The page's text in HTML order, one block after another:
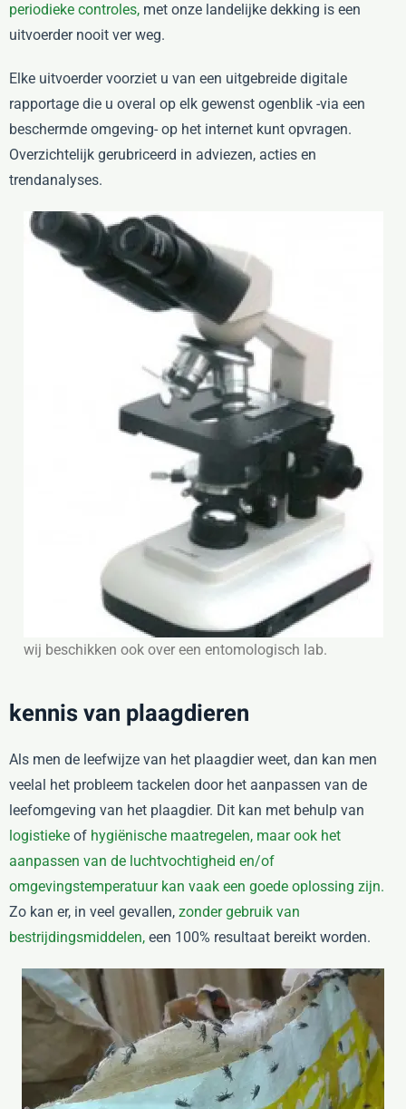
periodieke controles, met onze landelijke dekking is een
uitvoerder nooit ver weg.
Elke uitvoerder voorziet u van een uitgebreide digitale
rapportage die u overal op elk gewenst ogenblik -via een
beschermde omgeving- op het internet kunt opvragen.
Overzichtelijk gerubriceerd in adviezen, acties en
trendanalyses.
wij beschikken ook over een entomologisch lab.
kennis van plaagdieren
Als men de leefwijze van het plaagdier weet, dan kan men
veelal het probleem tackelen door het aanpassen van de
leefomgeving van het plaagdier. Dit kan met behulp van
logistieke of hygiënische maatregelen, maar ook het
aanpassen van de luchtvochtigheid en/of
omgevingstemperatuur kan vaak een goede oplossing zijn.
Zo kan er, in veel gevallen, zonder gebruik van
bestrijdingsmiddelen, een 100% resultaat bereikt worden.